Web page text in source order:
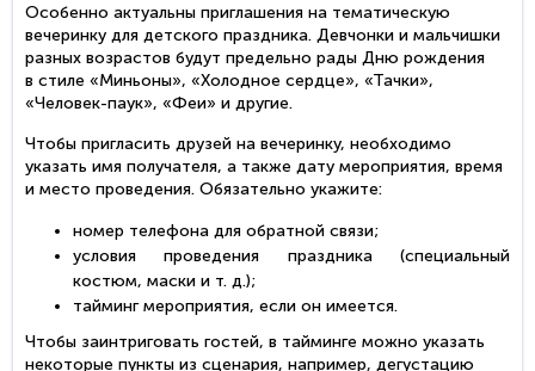
Особенно актуальны приглашения на тематическую
вечеринку для детского праздника. Девчонки и мальчишки
разных возрастов будут предельно рады Дню рождения
в стиле «Миньоны», «Холодное сердце», «Тачки»,
«Человек-паук», «Феи» и другие.
Чтобы пригласить друзей на вечеринку, необходимо
указать имя получателя, а также дату мероприятия, время
и место проведения. Обязательно укажите:
номер телефона для обратной связи;
условия проведения праздника (специальный
костюм, маски и т. д.);
тайминг мероприятия, если он имеется.
Чтобы заинтриговать гостей, в тайминге можно указать
некоторые пункты из сценария, например, дегустацию